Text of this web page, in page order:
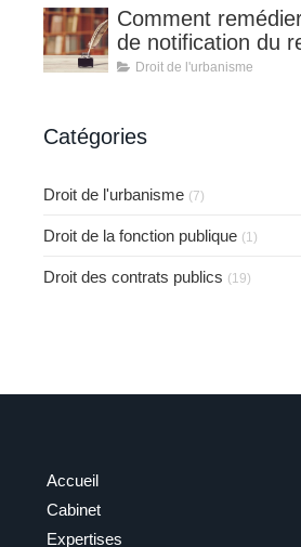
Comment
de notification du
matière d’urbanisme
Droit de l'urbanisme
Catégories
Droit de l'urbanisme (7)
Droit de la fonction publique (1)
Droit des contrats publics (19)
Accueil
Cabinet
Expertises